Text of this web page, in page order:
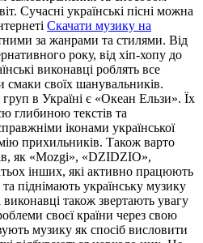
Сучасні українські пісні можна
Скачати музику на
за жанрами та стилями. Від
року, від хіп-хопу до
виконавці роблять все
своїх шанувальників.
в Україні є «Океан Ельзи». Їх
глибиною текстів та
іконами української
прихильників. Також варто
як «Mozgi», «DZIDZIO»,
інших, які активно працюють
піднімають українську музику
також звертають увагу
своєї країни через свою
музику як спосіб висловити